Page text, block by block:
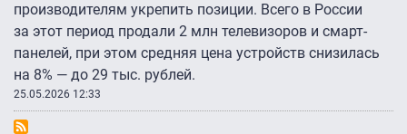
производителям укрепить позиции. Всего в России
за этот период продали 2 млн телевизоров и смарт-
панелей, при этом средняя цена устройств снизилась
на 8% — до 29 тыс. рублей.
25.05.2026 12:33